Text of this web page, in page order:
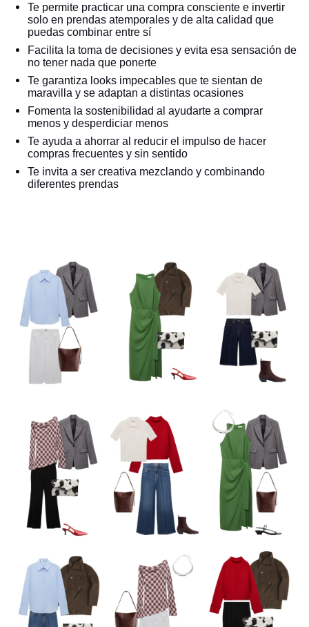
Te permite practicar una compra consciente e invertir
solo en prendas atemporales y de alta calidad que
puedas combinar entre sí
Facilita la toma de decisiones y evita esa sensación de
no tener nada que ponerte
Te garantiza looks impecables que te sientan de
maravilla y se adaptan a distintas ocasiones
Fomenta la sostenibilidad al ayudarte a comprar
menos y desperdiciar menos
Te ayuda a ahorrar al reducir el impulso de hacer
compras frecuentes y sin sentido
Te invita a ser creativa mezclando y combinando
diferentes prendas